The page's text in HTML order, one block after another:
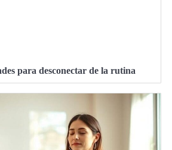
para desconectar de la rutina